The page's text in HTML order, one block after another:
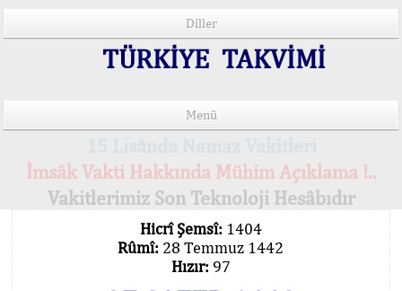
Diller
TÜRKİYE TAKVİMİ
Menü
İmsâk Vakti Hakkında Mühim Açıklama !..
Vakitlerimiz Son Teknoloji Hesâbıdır
Hicrî Şemsî: 1404
Rûmî: 28 Temmuz 1442
Hızır: 97